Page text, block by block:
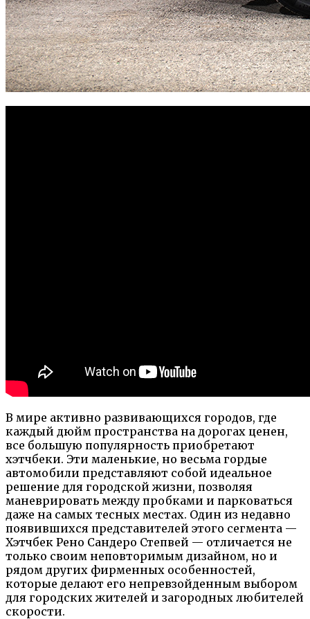
В мире активно развивающихся городов, где
каждый дюйм пространства на дорогах ценен,
все большую популярность приобретают
хэтчбеки. Эти маленькие, но весьма гордые
автомобили представляют собой идеальное
решение для городской жизни, позволяя
маневрировать между пробками и парковаться
даже на самых тесных местах. Один из недавно
появившихся представителей этого сегмента —
Хэтчбек Рено Сандеро Степвей — отличается не
только своим неповторимым дизайном, но и
рядом других фирменных особенностей,
которые делают его непревзойденным выбором
для городских жителей и загородных любителей
скорости.